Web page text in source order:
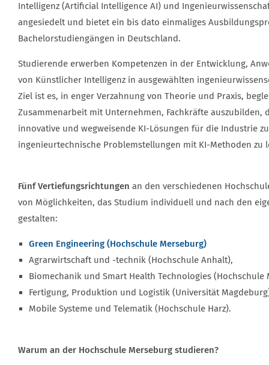
Intelligenz (Artificial Intelligence AI) und
angesiedelt und bietet ein bis dato einmaliges
Bachelorstudiengängen in Deutschland.
Studierende erwerben Kompetenzen in der Entwicklung,
von Künstlicher Intelligenz in ausgewählten
Ziel ist es, in enger Verzahnung von Theorie und Praxis,
Zusammenarbeit mit Unternehmen, Fachkräfte auszu­bilden,
innovative und wegweisende KI-Lösungen für die Industrie
ingenieurtechnische Problemstellungen mit KI-Methoden zu
Fünf Vertiefungsrichtungen an den verschiedenen
von Möglichkeiten, das Studium individuell und nach den
gestalten:
Green Engineering (Hochschule Merseburg)
Agrarwirtschaft und -technik (Hochschule Anhalt),
Biomechanik und Smart Health Technologies (Hochschule
Fertigung, Produktion und Logistik (Universität
Mobile Systeme und Telematik (Hochschule Harz).
Warum an der Hochschule Merseburg studieren?